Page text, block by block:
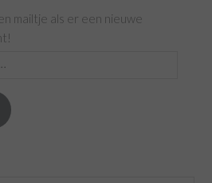
mailtje als er een nieuwe